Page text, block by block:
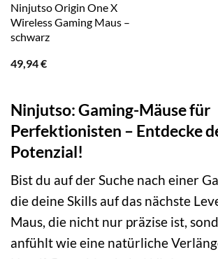
Ninjutso Origin One X
Wireless Gaming Maus –
schwarz
49,94€
Ninjutso: Gaming-Mäuse für
Perfektionisten – Entdecke
Potenzial!
Bist du auf der Suche nach einer
die deine Skills auf das nächste
Maus, die nicht nur präzise ist,
anfühlt wie eine natürliche